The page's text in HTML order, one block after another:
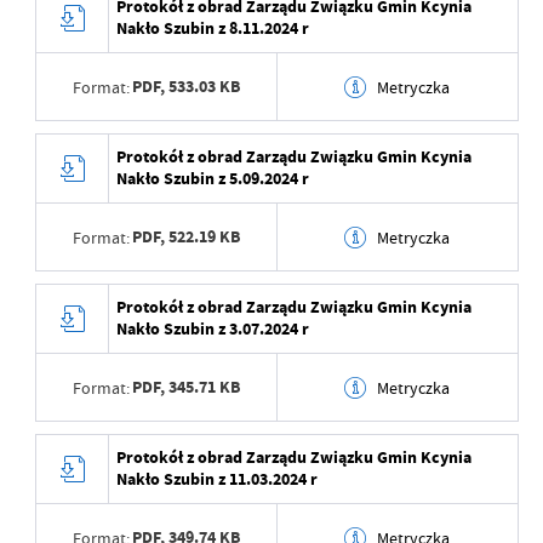
Opublikował Jacek Zawodniak
Data ostatniej
aktualizacji
2025-11-07 10:07:48
Ostatnio zaktualizował Jacek Zawodniak
Wytworzył
Opublikował Jacek Zawodniak
Data ostatniej
aktualizacji
2025-11-07 10:07:52
Ostatnio zaktualizował Jacek Zawodniak
Protokół z obrad Zarządu Związku Gmin Kcynia
Nakło Szubin z 8.11.2024 r
Format:PDF,533.03 KB Metryczka
Data wytworzenia
Wytworzył
Opublikował Jacek Zawodniak
Data ostatniej
aktualizacji
2025-11-07 10:07:57
Ostatnio zaktualizował Jacek Zawodniak
Protokół z obrad Zarządu Związku Gmin Kcynia
Nakło Szubin z 5.09.2024 r
Format:PDF,522.19 KB Metryczka
Data wytworzenia
Wytworzył
Opublikował Jacek Zawodniak
Data ostatniej
aktualizacji
2025-11-07 10:08:01
Protokół z obrad Zarządu Związku Gmin Kcynia
Nakło Szubin z 3.07.2024 r
Format:PDF,345.71 KB Metryczka
Data wytworzenia
Wytworzył
Protokół z obrad Zarządu Związku Gmin Kcynia
Nakło Szubin z 11.03.2024 r
Format:PDF,349.74 KB Metryczka